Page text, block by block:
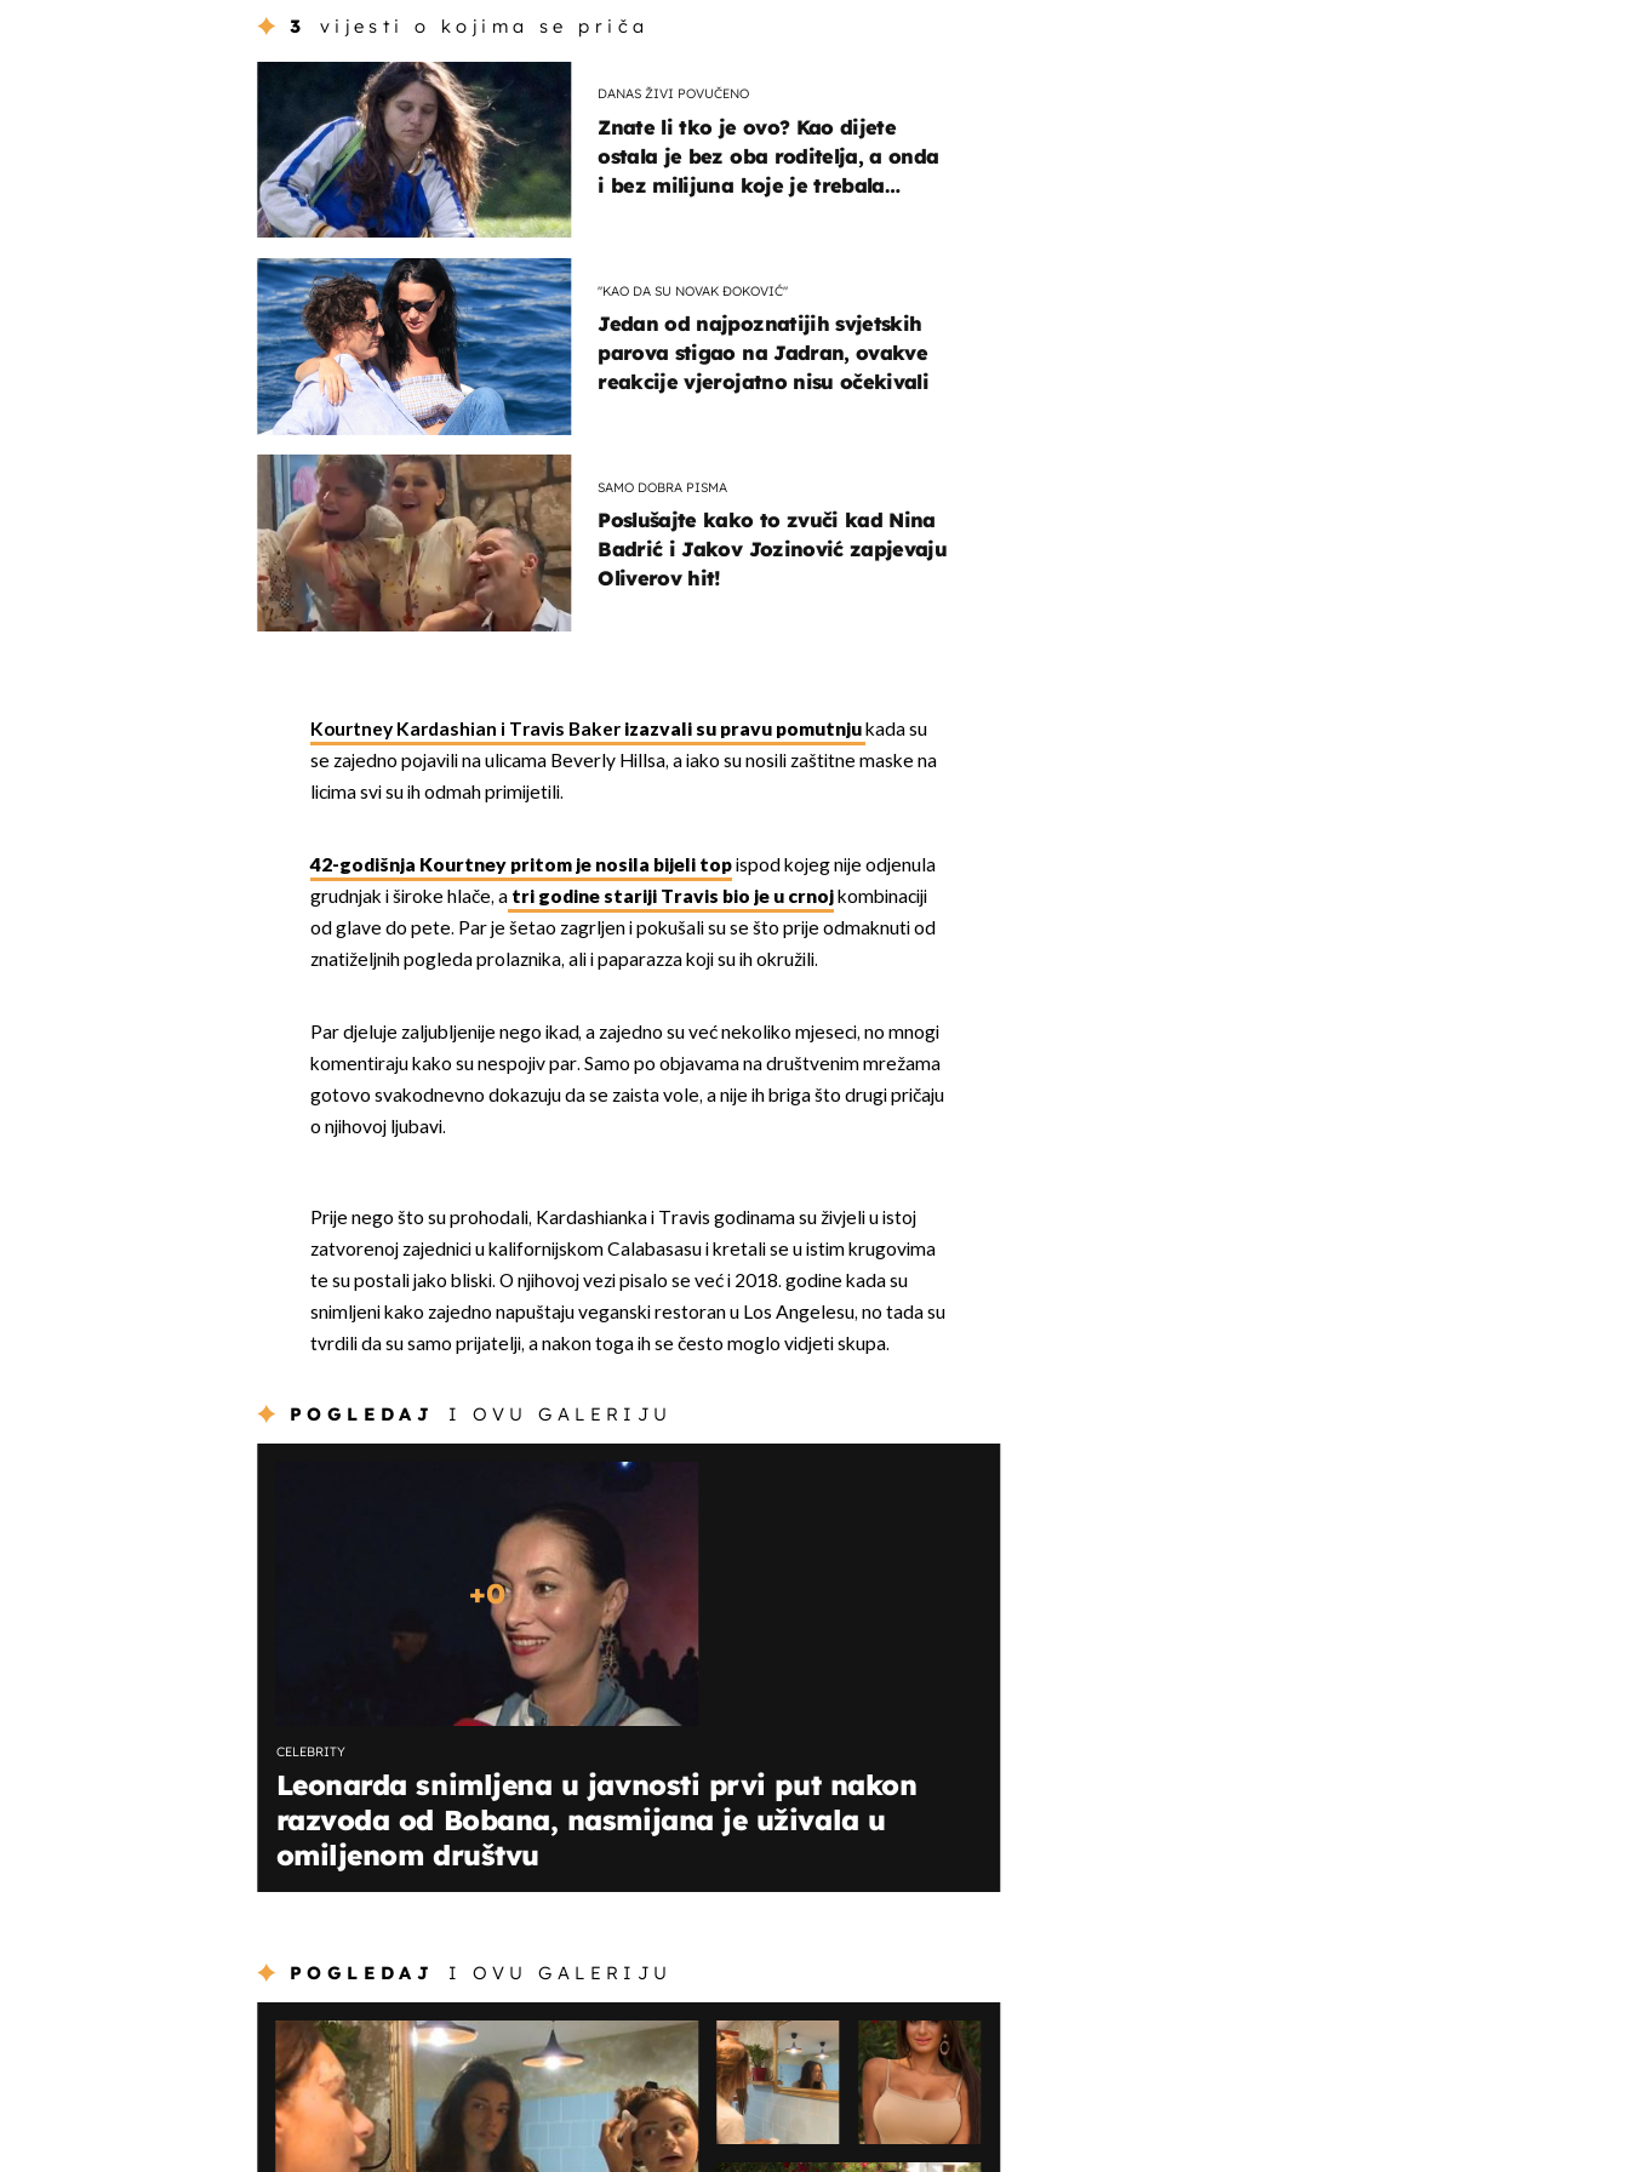
3 vijesti o kojima se priča
DANAS ŽIVI POVUČENO
Znate li tko je ovo? Kao dijete
ostala je bez oba roditelja, a onda
i bez milijuna koje je trebala
"KAO DA SU NOVAK ĐOKOVIĆ"
Jedan od najpoznatijih svjetskih
parova stigao na Jadran, ovakve
reakcije vjerojatno nisu očekivali
SAMO DOBRA PISMA
Poslušajte kako to zvuči kad Nina
Badrić i Jakov Jozinović zapjevaju
Oliverov hit!
Kourtney Kardashian i Travis Bakerizazvali su pravu pomutnjukada su
se zajedno pojavili na ulicama Beverly Hillsa, a iako su nosili zaštitne maske na
licima svi su ih odmah primijetili.
42-godišnja Kourtney pritom je nosila bijeli topispod kojeg nije odjenula
grudnjak i široke hlače, atri godine stariji Travis bio je u crnojkombinaciji
od glave do pete. Par je šetao zagrljen i pokušali su se što prije odmaknuti od
znatiželjnih pogleda prolaznika, ali i paparazza koji su ih okružili.
Par djeluje zaljubljenije nego ikad, a zajedno su već nekoliko mjeseci, no mnogi
komentiraju kako su nespojiv par. Samo po objavama na društvenim mrežama
gotovo svakodnevno dokazuju da se zaista vole, a nije ih briga što drugi pričaju
o njihovoj ljubavi.
Prije nego što su prohodali, Kardashianka i Travis godinama su živjeli u istoj
zatvorenoj zajednici u kalifornijskom Calabasasu i kretali se u istim krugovima
te su postali jako bliski. O njihovoj vezi pisalo se već i 2018. godine kada su
snimljeni kako zajedno napuštaju veganski restoran u Los Angelesu, no tada su
tvrdili da su samo prijatelji, a nakon toga ih se često moglo vidjeti skupa.
POGLEDAJ I OVU GALERIJU
+0
CELEBRITY
Leonarda snimljena u javnosti prvi put nakon
razvoda od Bobana, nasmijana je uživala u
omiljenom društvu
POGLEDAJ I OVU GALERIJU
OMOGUĆI OBAVIJESTI